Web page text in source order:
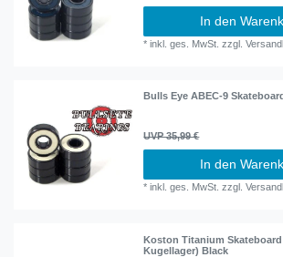
In den
*inkl. ges. MwSt. zzgl.
Bulls Eye ABEC-9
UVP 35,99 €
In den
*inkl. ges. MwSt. zzgl.
Koston Titanium
Kugellager) Black